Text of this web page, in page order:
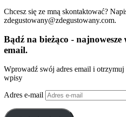
Chcesz się ze mną skontaktować?
zdegustowany@zdegustowany.com.
Bądź na bieżąco -
email.
Wprowadź swój adres email i
wpisy
Adres e-mail